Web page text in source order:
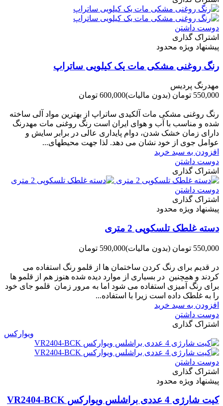
دوست داشتن
اشتراک گذاری
پیشنهاد ویژه محدود
رنگ روغنی مشکی مات یک کیلویی ساتراپ
مهدرنگ پردیس
550,000 تومان
(بدون مالیات)600,000 تومان
رنگ روغنی مشکی مات آلکیدی ساتراپ از بهترین مواد آلی ساخته
شده و مناسب با آب و هوای ایران است رنگ روغنی مات مهدرنگ
دارای زﻣﺎن ﺧﺸﮏ ﺷﺪن، دوام ﭘﺎﯾﺪاری عالی در ﺑﺮاﺑﺮ ﺳﺎﯾﺶ و
ﻋﻮاﻣﻞ ﺟﻮی از ﺧﻮد ﻧﺸﺎن ﻣﯽ دﻫﺪ. ﻟﺬا ﺟﻬﺖ ﻣﺤﯿﻄ‌‌ﻬﺎی...
افزودن به سبد خرید
دوست داشتن
اشتراک گذاری
دوست داشتن
اشتراک گذاری
پیشنهاد ویژه محدود
دسته غلطک تلسکوپی 2 متری
550,000 تومان (بدون مالیات)590,000 تومان
در قدیم برای رنگ کردن ساختمان ها از قلمو رنگ استفاده می
کردند و همچنین در بسیاری از موارد دیده شده هنوز هم از قلمو ها
برای رنگ آمیزی استفاده می شود اما به مرور زمان قلمو جای خود
را به غلطک داده است زیرا با استفاده...
افزودن به سبد خرید
دوست داشتن
اشتراک گذاری
ویوارکس
دوست داشتن
اشتراک گذاری
پیشنهاد ویژه محدود
کیت شارژی 4 عددی براشلس ویوارکس VR2404-BCK